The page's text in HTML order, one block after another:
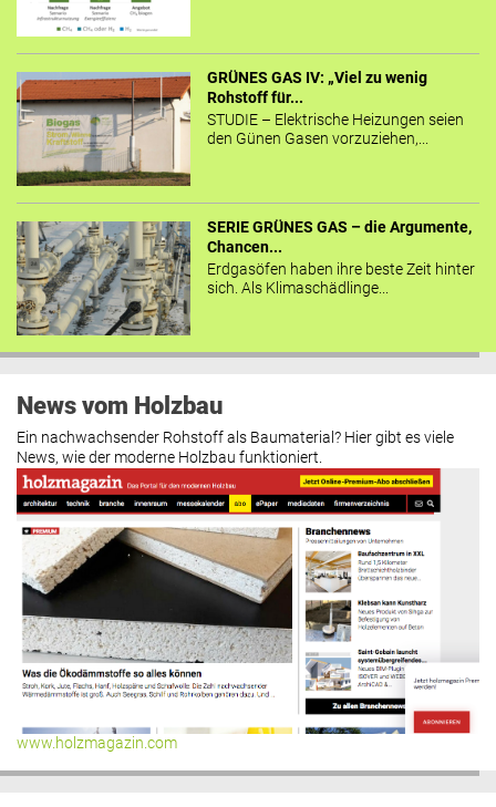
GRÜNES GAS IV: „Viel zu wenig
Rohstoff für...
STUDIE – Elektrische Heizungen seien
den Günen Gasen vorzuziehen,...
SERIE GRÜNES GAS – die Argumente,
Chancen...
Erdgasöfen haben ihre beste Zeit hinter
sich. Als Klimaschädlinge...
News vom Holzbau
Ein nachwachsender Rohstoff als Baumaterial? Hier gibt es viele
News, wie der moderne Holzbau funktioniert.
www.holzmagazin.com